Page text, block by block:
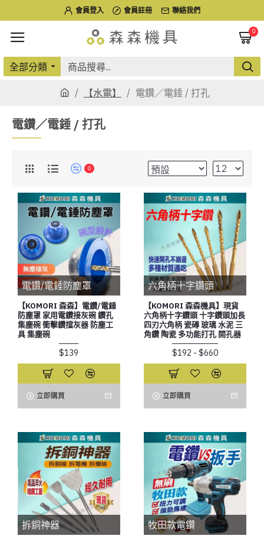
會員登入 會員註冊 聯絡我們
0
全部分類
【水電】 電鑽／電錘 / 打孔
電鑽／電錘 / 打孔
0
電鑽/電錘防塵罩
【KOMORI 森森】電鑽/電錘
防塵罩 家用電鑽接灰碗 鑽孔
集塵碗 衝擊鑽擋灰器 防塵工
具 集塵碗
$139
立即購買
六角柄十字鑽頭
【KOMORI 森森機具】現貨
六角柄十字鑽頭 十字鑽頭加長
四刃六角柄 瓷磚 玻璃 水泥 三
角鑽 陶瓷 多功能打孔 開孔器
$192 - $660
立即購買
拆銅神器 牧田款電鑽